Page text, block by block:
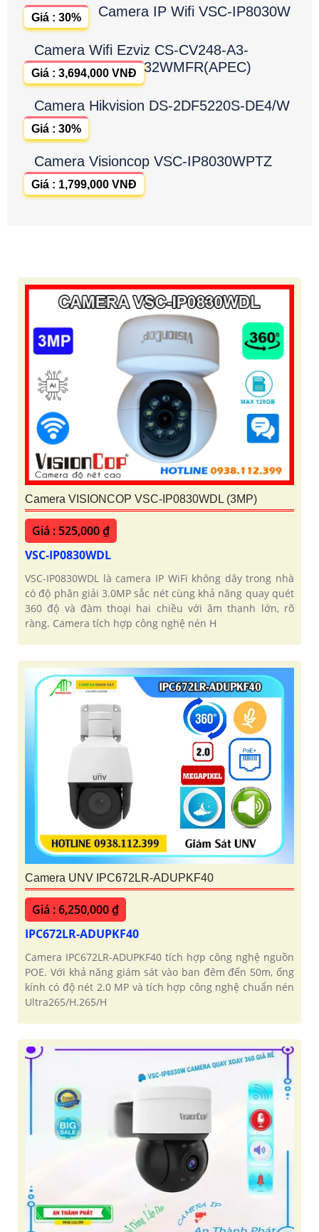
Camera IP Wifi VSC-IP8030W
Giá : 30%
Camera Wifi Ezviz CS-CV248-A3-
32WMFR(APEC)
Giá : 3,694,000 VNĐ
Camera Hikvision DS-2DF5220S-DE4/W
Giá : 30%
Camera Visioncop VSC-IP8030WPTZ
Giá : 1,799,000 VNĐ
Camera VISIONCOP VSC-IP0830WDL (3MP)
Giá : 525,000 ₫
VSC-IP0830WDL
VSC-IP0830WDL là camera IP WiFi không dây trong nhà
có độ phân giải 3.0MP sắc nét cùng khả năng quay quét
360 độ và đàm thoại hai chiều với âm thanh lớn, rõ
ràng. Camera tích hợp công nghệ nén H
Camera UNV IPC672LR-ADUPKF40
Giá : 6,250,000 ₫
IPC672LR-ADUPKF40
Camera IPC672LR-ADUPKF40 tích hợp công nghệ nguồn
POE. Với khả năng giám sát vào ban đêm đến 50m, ống
kính có độ nét 2.0 MP và tích hợp công nghệ chuẩn nén
Ultra265/H.265/H